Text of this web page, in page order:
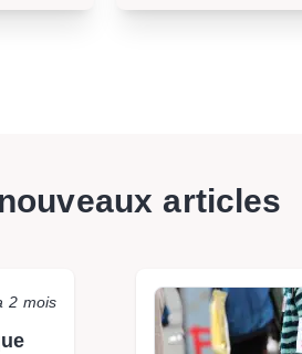
articles
2 mois